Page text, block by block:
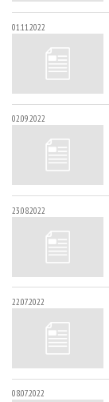
01.11.2022
02.09.2022
23.08.2022
22.07.2022
08.07.2022